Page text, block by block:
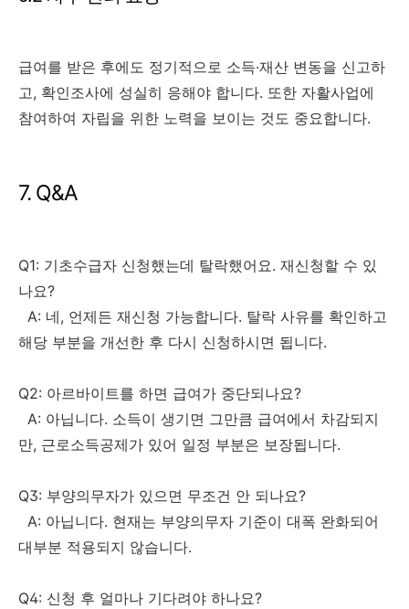
급여를 받은 후에도 정기적으로 소득·재산 변동을 신고하
고, 확인조사에 성실히 응해야 합니다. 또한 자활사업에
참여하여 자립을 위한 노력을 보이는 것도 중요합니다.
7. Q&A
Q1: 기초수급자 신청했는데 탈락했어요. 재신청할 수 있
나요?
A: 네, 언제든 재신청 가능합니다. 탈락 사유를 확인하고
해당 부분을 개선한 후 다시 신청하시면 됩니다.
Q2: 아르바이트를 하면 급여가 중단되나요?
A: 아닙니다. 소득이 생기면 그만큼 급여에서 차감되지
만, 근로소득공제가 있어 일정 부분은 보장됩니다.
Q3: 부양의무자가 있으면 무조건 안 되나요?
A: 아닙니다. 현재는 부양의무자 기준이 대폭 완화되어
대부분 적용되지 않습니다.
Q4: 신청 후 얼마나 기다려야 하나요?